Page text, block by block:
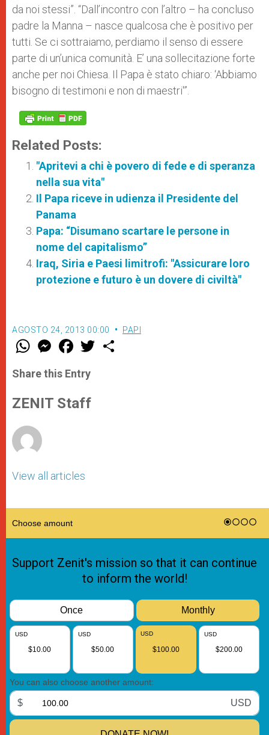
da noi stessi”. “Dall’incontro con l’altro – ha concluso
padre la Manna – nasce qualcosa che è positivo per
tutti. Se ci sottraiamo, perdiamo il senso di essere
parte di un’unica comunità. E’ una sollecitazione forte
anche per noi Chiesa. Il Papa è stato chiaro: ‘Abbiamo
bisogno di testimoni e non di maestri'”.
Related Posts:
"Apritevi a chi è povero di fede e di speranza
nella sua vita"
Il Papa riceve in udienza il Presidente del
Panama
Papa: “Disumano scartare le persone in
nome del capitalismo”
Iraq, Siria e Paesi limitrofi: "Assicurare loro
protezione e futuro è un dovere di civiltà"
AGOSTO 24, 2013 00:00 PAPI
W
t
s
p
p
M
e
s
e
g
e
F
a
e
b
o
k
w
Share this Entry
ZENIT Staff
View all articles